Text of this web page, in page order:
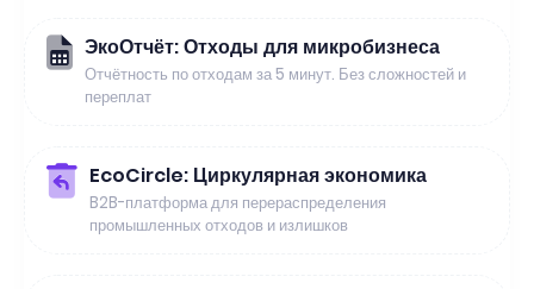
ЭкоОтчёт: Отходы для микробизнеса
Отчётность по отходам за 5 минут. Без сложностей и
переплат
EcoCircle: Циркулярная экономика
B2B-платформа для перераспределения
промышленных отходов и излишков